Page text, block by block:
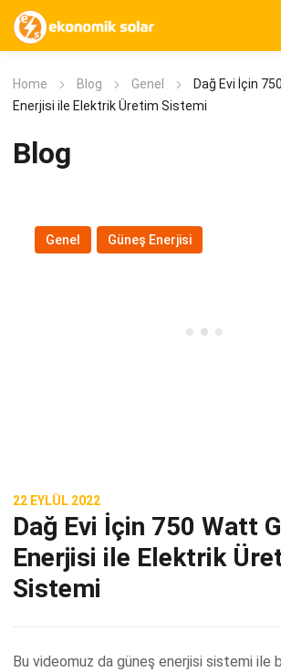
Home Blog Genel
Dağ Evi İçin
Enerjisi ile Elektrik Üretim Sistemi
Blog
Genel Güneş Enerjisi
22 EYLÜL 2022
Dağ Evi İçin 750 Watt
Enerjisi ile Elektrik
Sistemi
Bu videomuz da güneş enerjisi sistemi ile